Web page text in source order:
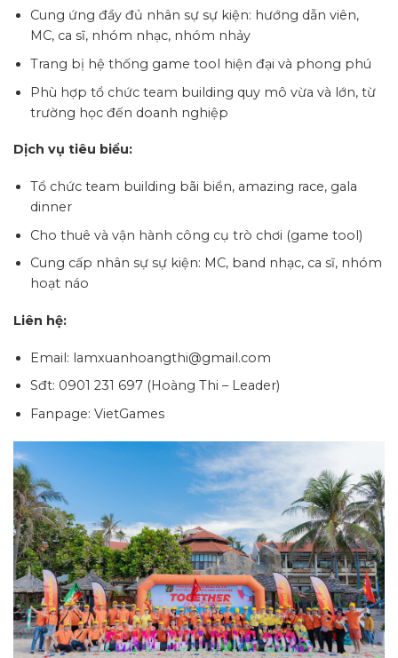
Cung ứng đầy đủ nhân sự sự kiện: hướng dẫn viên,
MC, ca sĩ, nhóm nhạc, nhóm nhảy
Trang bị hệ thống game tool hiện đại và phong phú
Phù hợp tổ chức team building quy mô vừa và lớn, từ
trường học đến doanh nghiệp
Dịch vụ tiêu biểu:
Tổ chức team building bãi biển, amazing race, gala
dinner
Cho thuê và vận hành công cụ trò chơi (game tool)
Cung cấp nhân sự sự kiện: MC, band nhạc, ca sĩ, nhóm
hoạt náo
Liên hệ:
Email: lamxuanhoangthi@gmail.com
Sđt: 0901 231 697 (Hoàng Thi – Leader)
Fanpage: VietGames